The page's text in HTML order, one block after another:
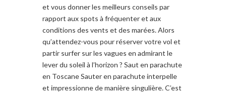
et vous donner les meilleurs conseils par
rapport aux spots à fréquenter et aux
conditions des vents et des marées. Alors
qu’attendez-vous pour réserver votre vol et
partir surfer sur les vagues en admirant le
lever du soleil à l’horizon ? Saut en parachute
en Toscane Sauter en parachute interpelle
et impressionne de manière singulière. C’est